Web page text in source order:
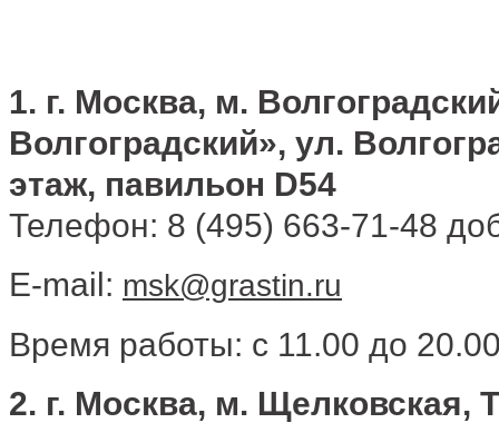
1. г. Москва, м.
Волгоградский», ул.
этаж, павильон D54
Телефон: 8 (495) 663-71-48
E-mail: msk@grastin.ru
Время работы: с 11.00 до
2. г. Москва, м. Щелковская,